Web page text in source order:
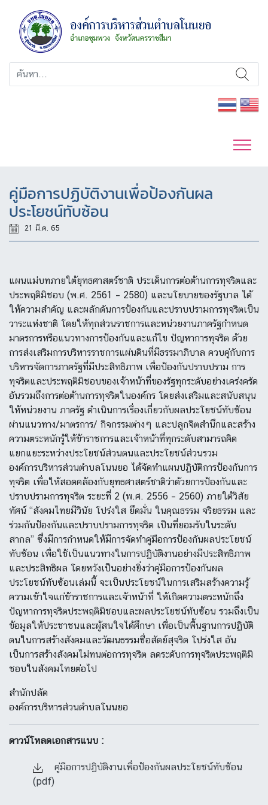
คู่มือการปฏิบัติงานเพื่อป้องกันผล
ประโยชน์ทับซ้อน
21 มี.ค. 65
แผนแม่บทภายใต้ยุทธศาสตร์ชาติ ประเด็นการต่อต้านการทุจริตและ
ประพฤติมิชอบ (พ.ศ. 2561 – 2580) และนโยบายของรัฐบาล ได้
ให้ความสำคัญ และผลักดันการป้องกันและปราบปรามการทุจริตเป็น
วาระแห่งชาติ โดยให้ทุกส่วนราชการและหน่วยงานภาครัฐกำหนด
มาตรการหรือแนวทางการป้องกันและแก้ไข ปัญหาการทุจริต ด้วย
การส่งเสริมการบริหารราชการแผ่นดินที่มีธรรมาภิบาล ควบคู่กับการ
บริหารจัดการภาครัฐที่มีประสิทธิภาพ เพื่อป้องกันปราบปราม การ
ทุจริตและประพฤติมิชอบของเจ้าหน้าที่ของรัฐทุกระดับอย่างเคร่งครัด
อันรวมถึงการต่อต้านการทุจริตในองค์กร โดยส่งเสริมและสนับสนุน
ให้หน่วยงาน ภาครัฐ ดำเนินการเรื่องเกี่ยวกับผลประโยชน์ทับซ้อน
ผ่านแนวทาง/มาตรการ/ กิจกรรมต่างๆ และปลูกจิตสำนึกและสร้าง
ความตระหนักรู้ให้ข้าราชการและเจ้าหน้าที่ทุกระดับสามารถคิด
แยกแยะระหว่างประโยชน์ส่วนตนและประโยชน์ส่วนรวม
องค์การบริหารส่วนตำบลโนนยอ ได้จัดทำแผนปฏิบัติการป้องกันการ
ทุจริต เพื่อให้สอดคล้องกับยุทธศาสตร์ชาติว่าด้วยการป้องกันและ
ปราบปรามการทุจริต ระยะที่ 2 (พ.ศ. 2556 – 2560) ภายใต้วิสัย
ทัศน์ “สังคมไทยมีวินัย โปร่งใส ยึดมั่น ในคุณธรรม จริยธรรม และ
ร่วมกันป้องกันและปราบปรามการทุจริต เป็นที่ยอมรับในระดับ
สากล” ซึ่งมีการกำหนดให้มีการจัดทำคู่มือการป้องกันผลประโยชน์
ทับซ้อน เพื่อใช้เป็นแนวทางในการปฏิบัติงานอย่างมีประสิทธิภาพ
และประสิทธิผล โดยหวังเป็นอย่างยิ่งว่าคู่มือการป้องกันผล
ประโยชน์ทับซ้อนเล่มนี้ จะเป็นประโยชน์ในการเสริมสร้างความรู้
ความเข้าใจแก่ข้าราชการและเจ้าหน้าที่ ให้เกิดความตระหนักถึง
ปัญหาการทุจริตประพฤติมิชอบและผลประโยชน์ทับซ้อน รวมถึงเป็น
ข้อมูลให้ประชาชนและผู้สนใจได้ศึกษา เพื่อเป็นพื้นฐานการปฏิบัติ
ตนในการสร้างสังคมและวัฒนธรรมซื่อสัตย์สุจริต โปร่งใส อัน
เป็นการสร้างสังคมไม่ทนต่อการทุจริต ลดระดับการทุจริตประพฤติมิ
ชอบในสังคมไทยต่อไป
สำนักปลัด
องค์การบริหารส่วนตำบลโนนยอ
ดาวน์โหลดเอกสารแนบ :
คู่มือการปฏิบัติงานเพื่อป้องกันผลประโยชน์ทับซ้อน
(pdf)